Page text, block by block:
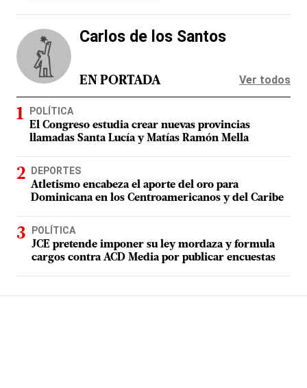
Carlos de los Santos
EN PORTADA Ver todos
POLÍTICA
El Congreso estudia crear nuevas provincias
llamadas Santa Lucía y Matías Ramón Mella
DEPORTES
Atletismo encabeza el aporte del oro para
Dominicana en los Centroamericanos y del Caribe
POLÍTICA
JCE pretende imponer su ley mordaza y formula
cargos contra ACD Media por publicar encuestas